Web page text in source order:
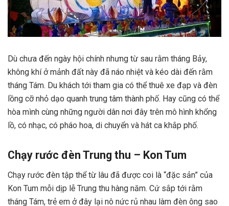
Dù chưa đến ngày hội chính nhưng từ sau rằm tháng Bảy,
không khí ở mảnh đất này đã náo nhiệt và kéo dài đến rằm
tháng Tám. Du khách tới tham gia có thể thuê xe đạp và đèn
lồng cỡ nhỏ dạo quanh trung tâm thành phố. Hay cũng có thể
hòa mình cùng những người dân nơi đây trên mô hình khổng
lồ, có nhạc, có pháo hoa, di chuyển và hát ca khắp phố.
Chạy rước đèn Trung thu – Kon Tum
Chạy rước đèn tập thể từ lâu đã được coi là “đặc sản” của
Kon Tum mỗi dịp lễ Trung thu hàng năm. Cứ sắp tới rằm
tháng Tám, trẻ em ở đây lại nô nức rủ nhau làm đèn ông sao